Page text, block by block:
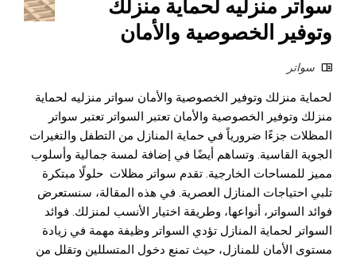
سواتر منزليه لحماية منزلك
وتوفير الخصوصية والأمان
سواتر
لحماية منزلك وتوفير الخصوصية والأمان سواتر منزليه لحماية
منزلك وتوفير الخصوصية والأمان تعتبر السواتر تعتبر سواتر
المظلات جزءًا ضرورياً في حماية المنازل من التطفل والتغيرات
الجوية القاسية. وتساهم أيضًا في إضافة لمسة جمالية وأسلوب
مميز للمساحات الخارجية. تقدم سواتر مظلات حلولًا مبتكرة
تلبي احتياجات المنازل العصرية. في هذه المقالة، سنستعرض
فوائد السواتر، أنواعها، وطريقة اختيار الأنسب لمنزلك. فوائد
السواتر لحماية المنازل تؤدي السواتر وظيفة مهمة في زيادة
مستوى الأمان للمنازل، حيث تمنع دخول المتسللين وتقلل من